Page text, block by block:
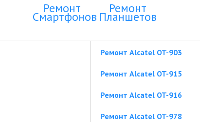
Ремонт
Смартфонов
Ремонт
Планшетов
Ремонт Alcatel OT-903
Ремонт Alcatel OT-915
Ремонт Alcatel OT-916
Ремонт Alcatel OT-978